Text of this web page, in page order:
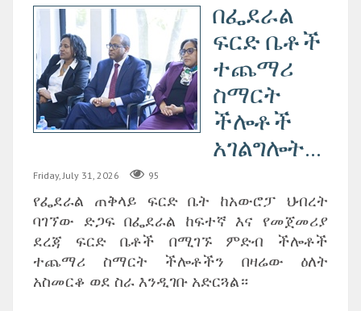
በፌደራል
ፍርድ ቤቶች
ተጨማሪ
ስማርት
ችሎቶች
አገልግሎት...
Friday, July 31, 2026 95
የፌደራል ጠቅላይ ፍርድ ቤት ከአውሮፓ ህብረት
ባገኘው ድጋፍ በፌደራል ከፍተኛ እና የመጀመሪያ
ደረጃ ፍርድ ቤቶች በሚገኙ ምድብ ችሎቶች
ተጨማሪ ስማርት ችሎቶችን በዛሬው ዕለት
አስመርቆ ወደ ስራ እንዲገቡ አድርጓል።